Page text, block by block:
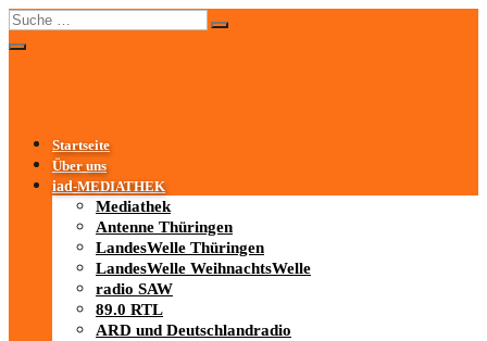
Startseite
Über uns
iad-MEDIATHEK
Mediathek
Antenne Thüringen
LandesWelle Thüringen
LandesWelle WeihnachtsWelle
radio SAW
89.0 RTL
ARD und Deutschlandradio